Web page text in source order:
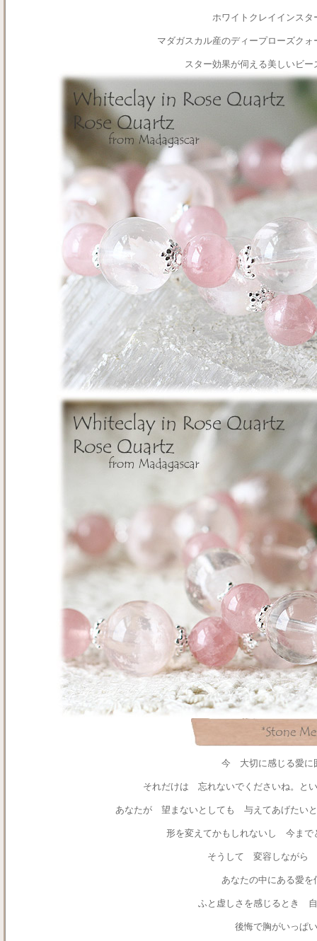
ホワイトクレイインスタ
マダガスカル産のディープローズク
スター効果が伺える美しいビ
今 大切に感じる愛に
それだけは 忘れないでくださいね。と
あなたが 望まないとしても 与えてあげたい
形を変えてかもしれないし 今まで
そうして 変容しながら
あなたの中にある愛を
ふと虚しさを感じるとき
後悔で胸がいっぱ